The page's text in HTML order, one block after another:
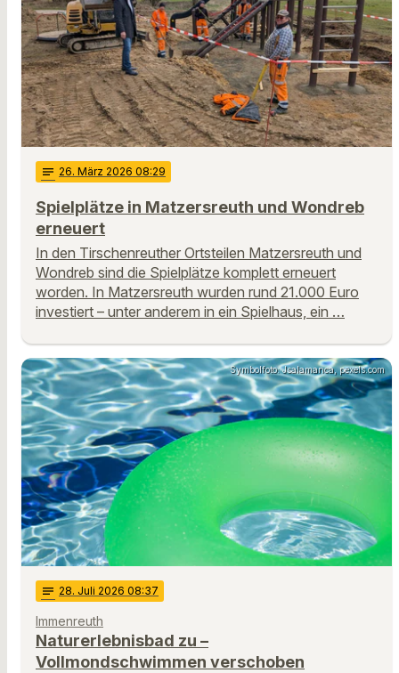
notes 26. März 2026 08:29
Spielplätze in Matzersreuth und Wondreb
erneuert
In den Tirschenreuther Ortsteilen Matzersreuth und
Wondreb sind die Spielplätze komplett erneuert
worden. In Matzersreuth wurden rund 21.000 Euro
investiert – unter anderem in ein Spielhaus, ein …
Symbolfoto: Jsalamanca, pexels.com
notes 28. Juli 2026 08:37
Immenreuth
Naturerlebnisbad zu –
Vollmondschwimmen verschoben